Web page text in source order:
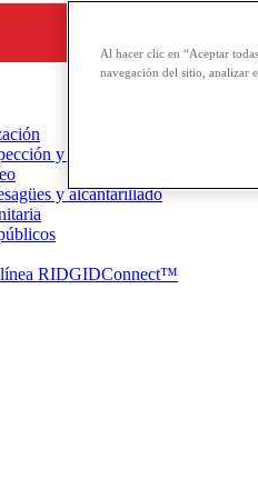
y localización
y alcantarillado
línea RIDGIDConnect™
Al hacer clic en “Aceptar
navegación del sitio, analizar